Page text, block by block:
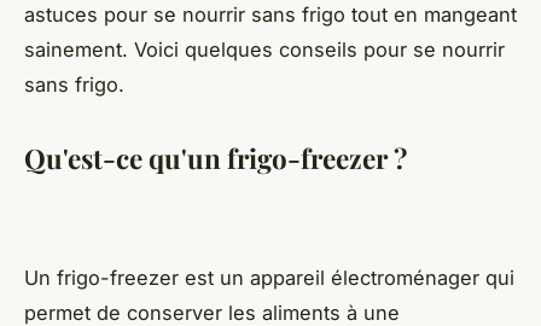
astuces pour se nourrir sans frigo tout en mangeant
sainement. Voici quelques conseils pour se nourrir
sans frigo.
Qu'est-ce qu'un frigo-freezer ?
Un frigo-freezer est un appareil électroménager qui
permet de conserver les aliments à une